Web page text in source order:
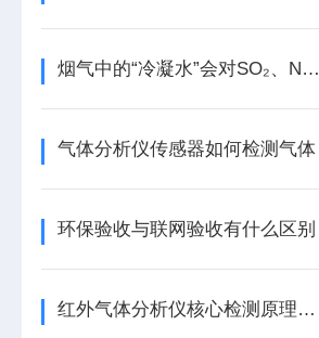
烟气中的“冷凝水”会对SO₂、NOₓ的监测产生什么影响？如何避免？
气体分析仪传感器如何检测气体
环保验收与联网验收有什么区别
红外气体分析仪核心检测原理是什么?